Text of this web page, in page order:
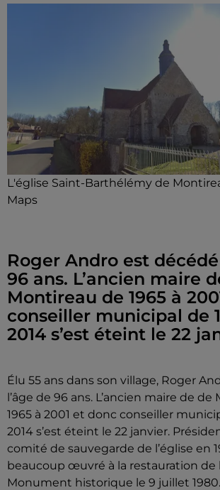
L'église Saint-Barthélémy de
Maps
Roger Andro est décédé
96 ans. L’ancien maire
Montireau de 1965 à
conseiller municipal de
2014 s’est éteint le 22
Élu 55 ans dans son village, Roger
l’âge de 96 ans. L’ancien maire de
1965 à 2001 et donc conseiller
2014 s’est éteint le 22 janvier.
comité de sauvegarde de l’église en
beaucoup œuvré à la restauration de
Monument historique le 9 juillet